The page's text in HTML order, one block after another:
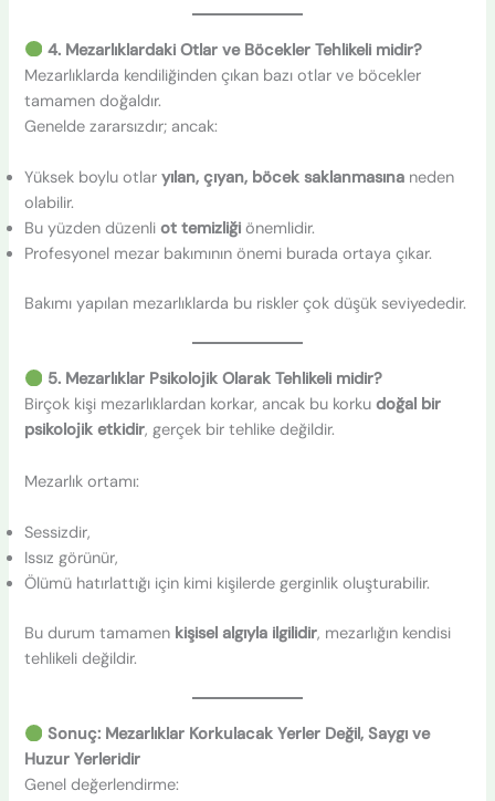
4. Mezarlıklardaki Otlar ve Böcekler Tehlikeli midir?
Mezarlıklarda kendiliğinden çıkan bazı otlar ve böcekler
tamamen doğaldır.
Genelde zararsızdır; ancak:
Yüksek boylu otlaryılan, çıyan, böcek saklanmasına neden
olabilir.
Bu yüzden düzenliot temizliği önemlidir.
Profesyonel mezar bakımının önemi burada ortaya çıkar.
Bakımı yapılan mezarlıklarda bu riskler çok düşük seviyededir.
5. Mezarlıklar Psikolojik Olarak Tehlikeli midir?
Birçok kişi mezarlıklardan korkar, ancak bu korkudoğal bir
psikolojik etkidir, gerçek bir tehlike değildir.
Mezarlık ortamı:
Sessizdir,
Issız görünür,
Ölümü hatırlattığı için kimi kişilerde gerginlik oluşturabilir.
Bu durum tamamen kişisel algıyla ilgilidir, mezarlığın kendisi
tehlikeli değildir.
Sonuç: Mezarlıklar Korkulacak Yerler Değil, Saygı ve
Huzur Yerleridir
Genel değerlendirme: